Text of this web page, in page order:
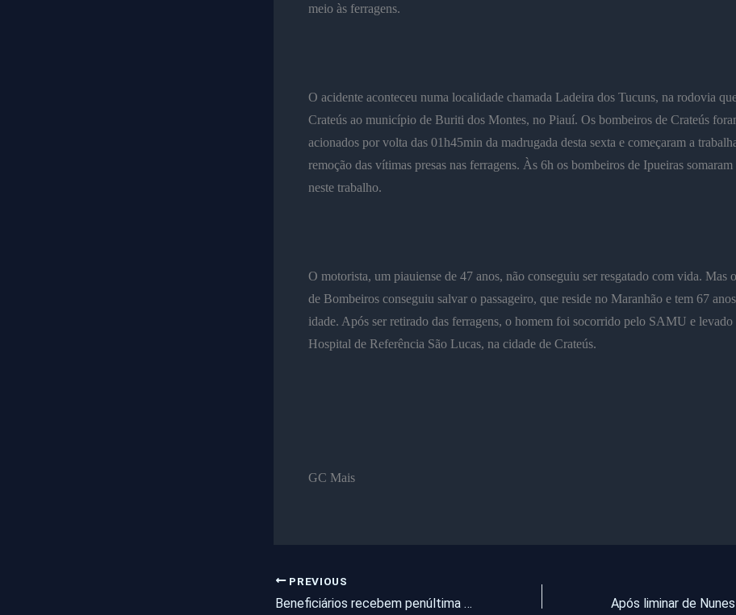
meio às ferragens.
O acidente aconteceu numa localidade chamada Ladeira dos Tucuns, na rodovia
Crateús ao município de Buriti dos Montes, no Piauí. Os bombeiros de Crateús
acionados por volta das 01h45min da madrugada desta sexta e começaram a
remoção das vítimas presas nas ferragens. Às 6h os bombeiros de Ipueiras somaram
neste trabalho.
O motorista, um piauiense de 47 anos, não conseguiu ser resgatado com vida. Mas
de Bombeiros conseguiu salvar o passageiro, que reside no Maranhão e tem 67
idade. Após ser retirado das ferragens, o homem foi socorrido pelo SAMU e levado
Hospital de Referência São Lucas, na cidade de Crateús.
GC Mais
PREVIOUS
Beneficiários recebem penúltima parcela do auxílio emergencial na próxima segunda-feira